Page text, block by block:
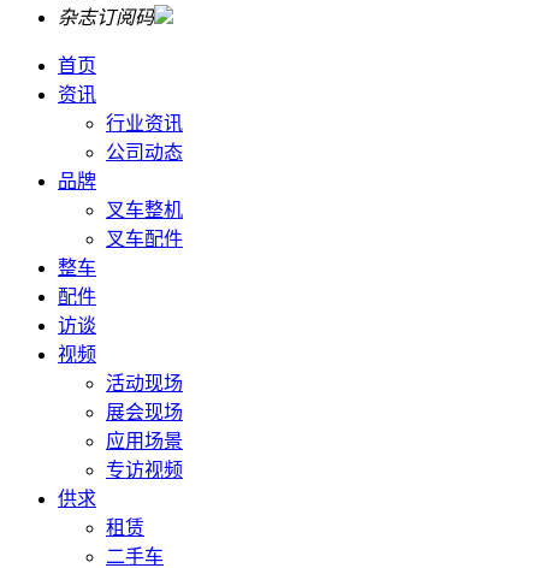
杂志订阅码
首页
资讯
行业资讯
公司动态
品牌
叉车整机
叉车配件
整车
配件
访谈
视频
活动现场
展会现场
应用场景
专访视频
供求
租赁
二手车